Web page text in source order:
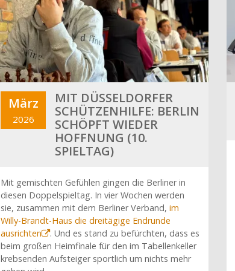
März
2026
MIT DÜSSELDORFER
SCHÜTZENHILFE: BERLIN
SCHÖPFT WIEDER
HOFFNUNG (10.
SPIELTAG)
Mit gemischten Gefühlen gingen die Berliner in
diesen Doppelspieltag. In vier Wochen werden
sie, zusammen mit dem Berliner Verband, im
Willy-Brandt-Haus die dreitägige Endrunde
ausrichten
. Und es stand zu befürchten, dass es
beim großen Heimfinale für den im Tabellenkeller
krebsenden Aufsteiger sportlich um nichts mehr